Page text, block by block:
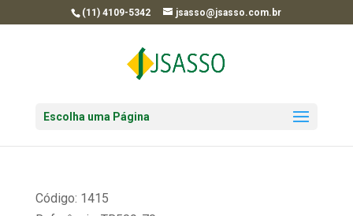
(11) 4109-5342 jsasso@jsasso.com.br
Escolha uma Página
Código: 1415